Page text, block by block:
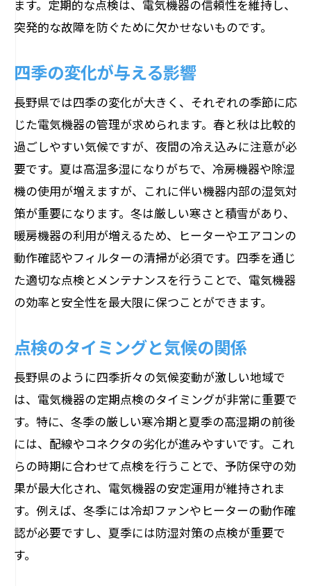
配線の点検方法
専門業者による配線点検の必要性
腐食防止のためのメンテナンス
腐食によるリスクとその影響
専門業者による電気機器点検が推奨される理
由
専門業者の知識と技術
自分で行う点検の限界
専門業者の点検プロセス
専門業者選びのポイント
専門業者による長期的なサポート
長野県における電気機器の寿命を延ばす方法
長寿命化のための日常管理
定期点検の効果
部品交換のタイミング
予防保全の重要性
適切な使用環境の確保
長寿命化のためのアクションプラン
定期点検で早期発見するコネクタの緩みとそ
ます。定期的な点検は、電気機器の信頼性を維持し、
突発的な故障を防ぐために欠かせないものです。
四季の変化が与える影響
長野県では四季の変化が大きく、それぞれの季節に応
じた電気機器の管理が求められます。春と秋は比較的
過ごしやすい気候ですが、夜間の冷え込みに注意が必
要です。夏は高温多湿になりがちで、冷房機器や除湿
機の使用が増えますが、これに伴い機器内部の湿気対
策が重要になります。冬は厳しい寒さと積雪があり、
暖房機器の利用が増えるため、ヒーターやエアコンの
動作確認やフィルターの清掃が必須です。四季を通じ
た適切な点検とメンテナンスを行うことで、電気機器
の効率と安全性を最大限に保つことができます。
点検のタイミングと気候の関係
長野県のように四季折々の気候変動が激しい地域で
は、電気機器の定期点検のタイミングが非常に重要で
す。特に、冬季の厳しい寒冷期と夏季の高湿期の前後
には、配線やコネクタの劣化が進みやすいです。これ
らの時期に合わせて点検を行うことで、予防保守の効
果が最大化され、電気機器の安定運用が維持されま
す。例えば、冬季には冷却ファンやヒーターの動作確
認が必要ですし、夏季には防湿対策の点検が重要で
す。